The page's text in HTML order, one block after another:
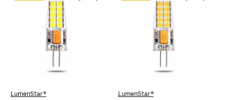
LumenStar®
LumenStar®